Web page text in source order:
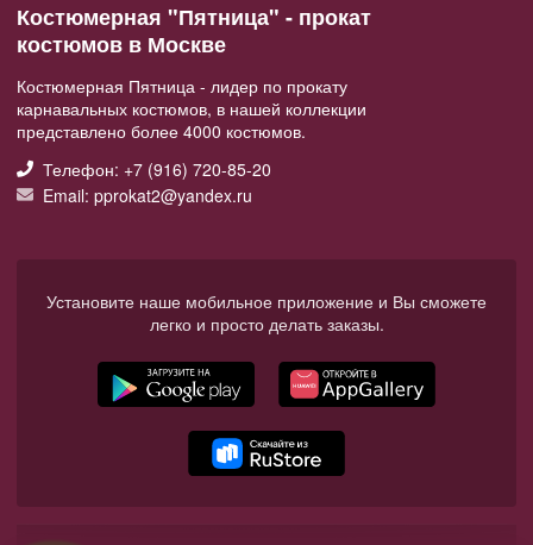
Костюмерная "Пятница" - прокат
костюмов в Москве
Костюмерная Пятница - лидер по прокату
карнавальных костюмов, в нашей коллекции
представлено более 4000 костюмов.
Телефон: +7 (916) 720-85-20
Email: pprokat2@yandex.ru
Установите наше мобильное приложение и Вы сможете
легко и просто делать заказы.